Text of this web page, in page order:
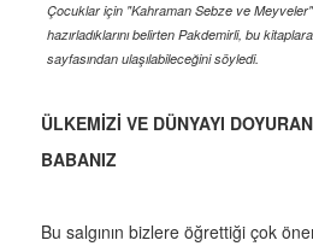
Çocuklar için "Kahraman Sebze ve
hazırladıklarını belirten Pakdemirli, bu
sayfasından ulaşılabileceğini söyledi.
ÜLKEMİZİ VE DÜNYAYI
BABANIZ
Bu salgının bizlere öğrettiği çok